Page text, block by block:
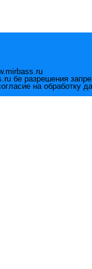
бе разрешения
на обработку